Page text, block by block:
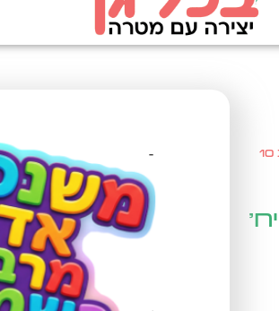
/ סמל משנכנס אדר בשילוב הטבעת זהב 10